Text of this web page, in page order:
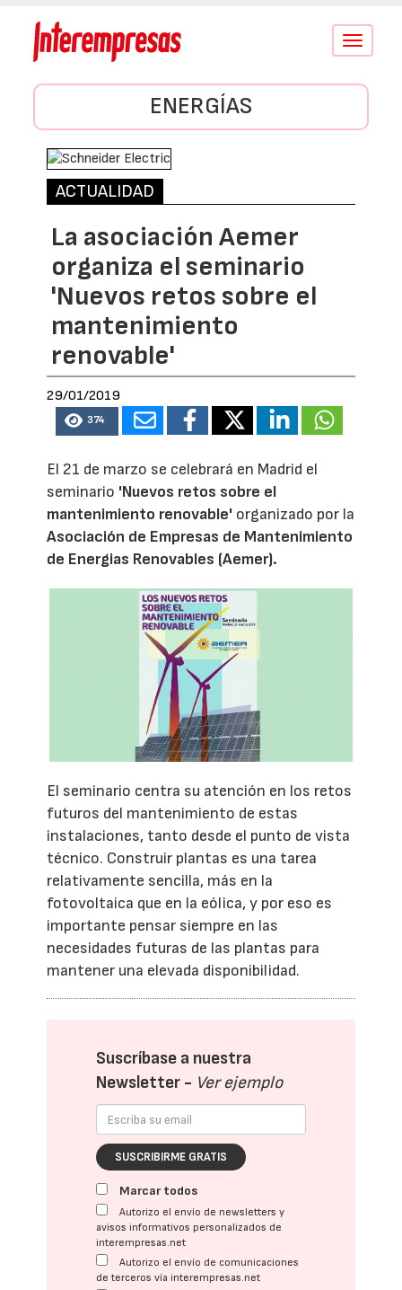
Conmutar
ENERGÍAS
ACTUALIDAD
La asociación Aemer
organiza el seminario
'Nuevos retos sobre el
mantenimiento
renovable'
29/01/2019
374
El 21 de marzo se celebrará en Madrid el
seminario 'Nuevos retos sobre el
mantenimiento renovable' organizado por la
Asociación de Empresas de Mantenimiento
de Energias Renovables (Aemer).
El seminario centra su atención en los retos
futuros del mantenimiento de estas
instalaciones, tanto desde el punto de vista
técnico. Construir plantas es una tarea
relativamente sencilla, más en la
fotovoltaica que en la eólica, y por eso es
importante pensar siempre en las
necesidades futuras de las plantas para
mantener una elevada disponibilidad.
Suscríbase a nuestra
Newsletter - Ver ejemplo
SUSCRIBIRME GRATIS
Marcar todos
Autorizo el envío de newsletters y
avisos informativos personalizados de
interempresas.net
Autorizo el envío de comunicaciones
de terceros vía interempresas.net